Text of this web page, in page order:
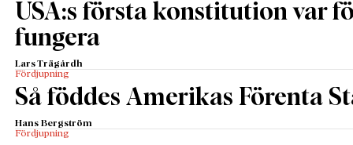
USA:s första konstitution var
fungera
Lars Trägårdh
Fördjupning
Så föddes Amerikas Förenta
Hans Bergström
Fördjupning